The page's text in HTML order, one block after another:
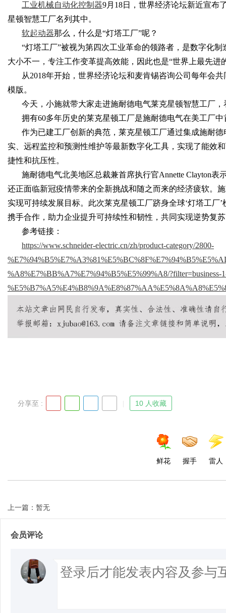
ar
工业机械自动化控制器9月18日，世界经济论坛新近宣布
星顿智慧工厂名列其中。
软起动器那么，什么是“灯塔工厂”呢？
“灯塔工厂”被视为第四次工业革命的领路者，是数字化
大小不一，专注工作变革提高效能，因此也是“世界上最先进
从2018年开始，世界经济论坛和麦肯锡咨询公司每年会
模版。
今天，小施就带大家走进施耐德电气莱克星顿智慧工厂
拥有60多年历史的莱克星顿工厂是施耐德电气在美工厂
作为已建工厂创新的典范，莱克星顿工厂通过集成施耐德
实、远程监控和预测性维护等最新数字化工具，实现了能效
捷性和抗压性。
施耐德电气北美地区总裁兼首席执行官Annette Clayton
还正面临新冠疫情带来的全新挑战和随之而来的经济疲软。
实现可持续发展目标。此次莱克星顿工厂跻身全球‘灯塔工
携手合作，助力企业提升可持续性和韧性，共同实现逆势复
参考链接：
https://www.schneider-electric.cn/zh/product-category/2800-
%A8%E7%BB%A7%E7%94%B5%E5%99%A8/?filter=business-
分享至 : 10 人收藏
鲜花 握手 雷人
上一篇：暂无
会员评论